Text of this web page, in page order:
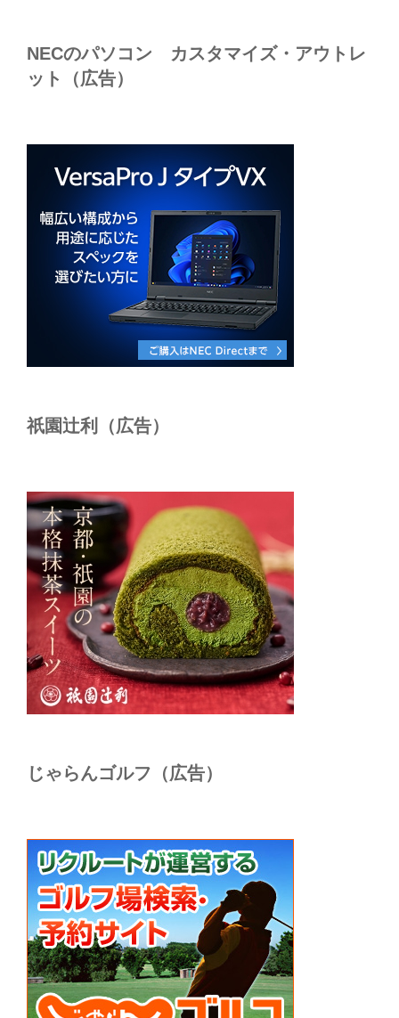
NECのパソコン カスタマイズ・アウトレ
ット（広告）
祇園辻利（広告）
じゃらんゴルフ（広告）